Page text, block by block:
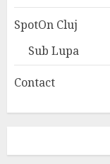
SpotOn Cluj
Sub Lupa
Contact